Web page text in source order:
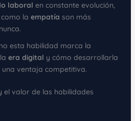
laboral en constante evolución,
como la empatía son más
esta habilidad marca la
era digital y cómo desarrollarla
ventaja competitiva.
el valor de las habilidades